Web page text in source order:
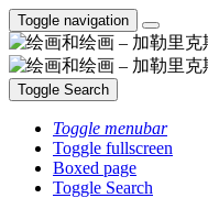
Toggle navigation
Toggle Search
Toggle menubar
Toggle fullscreen
Boxed page
Toggle Search